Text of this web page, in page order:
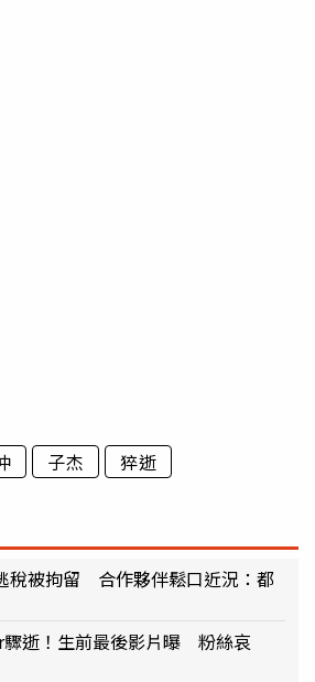
子杰 猝逝
稅被拘留 合作夥伴鬆口近況：都
逝！生前最後影片曝 粉絲哀